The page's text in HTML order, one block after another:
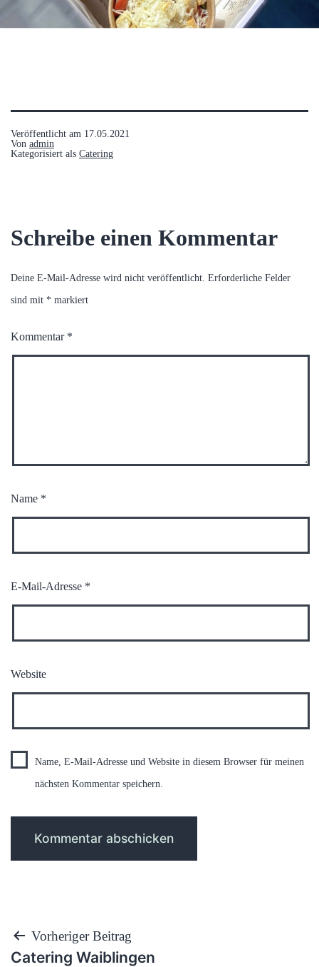
Veröffentlicht am 17.05.2021
Von admin
Kategorisiert als Catering
Schreibe einen Kommentar
Deine E-Mail-Adresse wird nicht veröffentlicht. Erforderliche Felder
sind mit * markiert
Kommentar *
Name *
E-Mail-Adresse *
Website
Name, E-Mail-Adresse und Website in diesem Browser für meinen
nächsten Kommentar speichern.
Beitragsnavigation
Vorheriger Beitrag
Catering Waiblingen